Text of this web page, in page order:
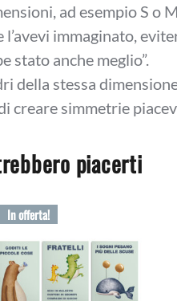
ad esempio S o
immaginato,
stato anche meglio”.
della stessa
creare simmetrie
piacerti
In offerta!